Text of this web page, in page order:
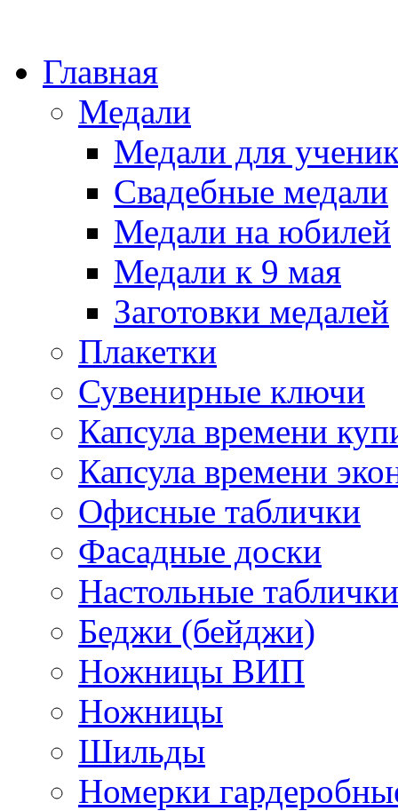
Главная
Медали
Медали для
Свадебные медали
Медали на юбилей
Медали к 9 мая
Заготовки медалей
Плакетки
Сувенирные ключи
Капсула времени
Капсула времени
Офисные таблички
Фасадные доски
Настольные таблички
Беджи (бейджи)
Ножницы ВИП
Ножницы
Шильды
Номерки